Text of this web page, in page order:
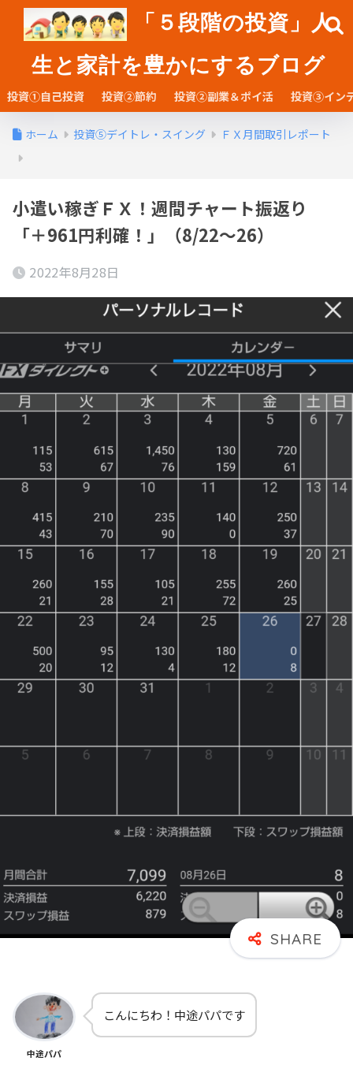
「５段階の投資」人
生と家計を豊かにするブログ
投資①自己投資 投資②節約 投資②副業＆ポイ活 投資③イン
ホーム 投資⑤デイトレ・スイング ＦＸ月間取引レポート
小遣い稼ぎＦＸ！週間チャート振返り
「＋961円利確！」（8/22～26）
2022年8月28日
中途パパ
こんにちわ！中途パパです